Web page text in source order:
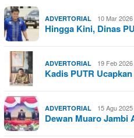
ADVERTORIAL 10 Mar
Hingga Kini, Dinas
ADVERTORIAL 19 Feb
Kadis PUTR
ADVERTORIAL 15 Agu
Dewan Muaro Jambi